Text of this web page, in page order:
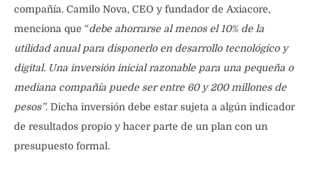
compañía. Camilo Nova, CEO y fundador de Axiacore,
menciona que “debe ahorrarse al menos el 10% de la
utilidad anual para disponerlo en desarrollo tecnológico y
digital. Una inversión inicial razonable para una pequeña o
mediana compañía puede ser entre 60 y 200 millones de
pesos”. Dicha inversión debe estar sujeta a algún indicador
de resultados propio y hacer parte de un plan con un
presupuesto formal.